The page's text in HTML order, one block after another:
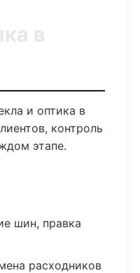
в
и оптика в
контроль
этапе.
шин, правка
расходников